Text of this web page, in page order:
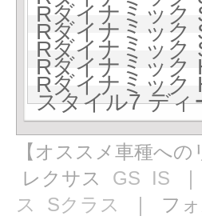
Rダイナミッ
Rダイナミッ
Rダイナミッ
Rダイナミッ
Rダイナミッ
スタイル7 デ
【オススメ車種への
レクサス GS IS
ス
Sクラス ｜ フ